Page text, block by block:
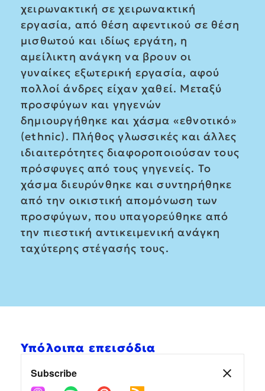
χειρωνακτική σε χειρωνακτική
εργασία, από θέση αφεντικού σε θέση
μισθωτού και ιδίως εργάτη, η
αμείλικτη ανάγκη να βρουν οι
γυναίκες εξωτερική εργασία, αφού
πολλοί άνδρες είχαν χαθεί. Μεταξύ
προσφύγων και γηγενών
δημιουργήθηκε και χάσμα «εθνοτικό»
(ethnic). Πλήθος γλωσσικές και άλλες
ιδιαιτερότητες διαφοροποιούσαν τους
πρόσφυγες από τους γηγενείς. Το
χάσμα διευρύνθηκε και συντηρήθηκε
από την οικιστική απομόνωση των
προσφύγων, που υπαγορεύθηκε από
την πιεστική αντικειμενική ανάγκη
ταχύτερης στέγασής τους.
Υπόλοιπα επεισόδια